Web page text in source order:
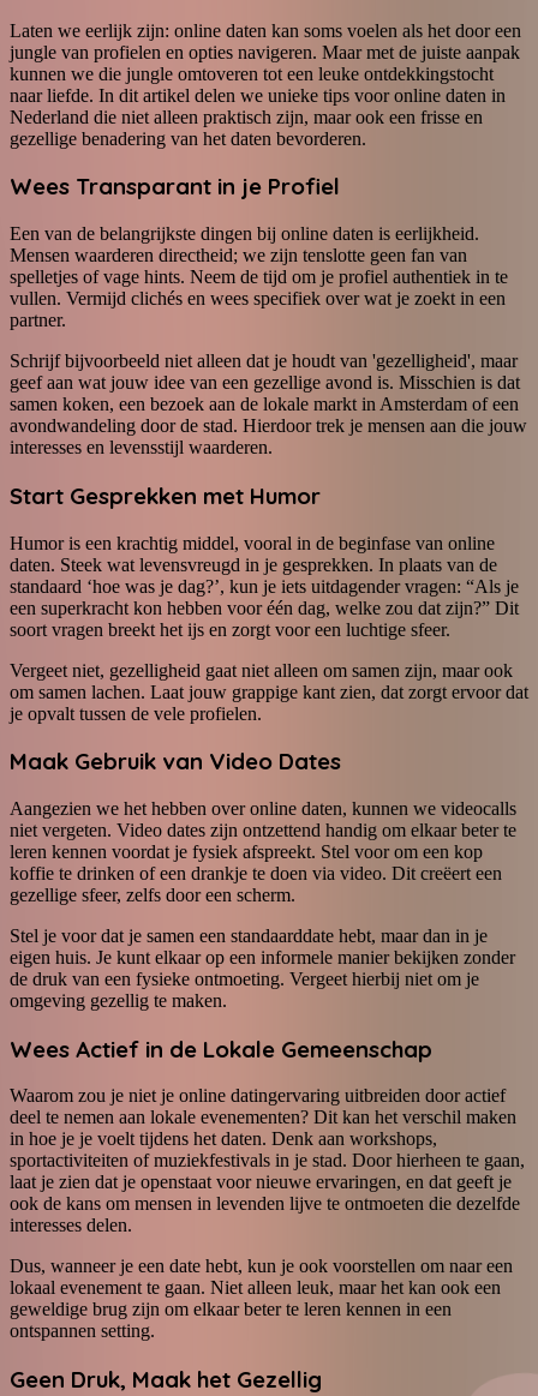
Laten we eerlijk zijn: online daten kan soms voelen als het door een
jungle van profielen en opties navigeren. Maar met de juiste aanpak
kunnen we die jungle omtoveren tot een leuke ontdekkingstocht
naar liefde. In dit artikel delen we unieke tips voor online daten in
Nederland die niet alleen praktisch zijn, maar ook een frisse en
gezellige benadering van het daten bevorderen.
Wees Transparant in je Profiel
Een van de belangrijkste dingen bij online daten is eerlijkheid.
Mensen waarderen directheid; we zijn tenslotte geen fan van
spelletjes of vage hints. Neem de tijd om je profiel authentiek in te
vullen. Vermijd clichés en wees specifiek over wat je zoekt in een
partner.
Schrijf bijvoorbeeld niet alleen dat je houdt van 'gezelligheid', maar
geef aan wat jouw idee van een gezellige avond is. Misschien is dat
samen koken, een bezoek aan de lokale markt in Amsterdam of een
avondwandeling door de stad. Hierdoor trek je mensen aan die jouw
interesses en levensstijl waarderen.
Start Gesprekken met Humor
Humor is een krachtig middel, vooral in de beginfase van online
daten. Steek wat levensvreugd in je gesprekken. In plaats van de
standaard ‘hoe was je dag?’, kun je iets uitdagender vragen: “Als je
een superkracht kon hebben voor één dag, welke zou dat zijn?” Dit
soort vragen breekt het ijs en zorgt voor een luchtige sfeer.
Vergeet niet, gezelligheid gaat niet alleen om samen zijn, maar ook
om samen lachen. Laat jouw grappige kant zien, dat zorgt ervoor dat
je opvalt tussen de vele profielen.
Maak Gebruik van Video Dates
Aangezien we het hebben over online daten, kunnen we videocalls
niet vergeten. Video dates zijn ontzettend handig om elkaar beter te
leren kennen voordat je fysiek afspreekt. Stel voor om een kop
koffie te drinken of een drankje te doen via video. Dit creëert een
gezellige sfeer, zelfs door een scherm.
Stel je voor dat je samen een standaarddate hebt, maar dan in je
eigen huis. Je kunt elkaar op een informele manier bekijken zonder
de druk van een fysieke ontmoeting. Vergeet hierbij niet om je
omgeving gezellig te maken.
Wees Actief in de Lokale Gemeenschap
Waarom zou je niet je online datingervaring uitbreiden door actief
deel te nemen aan lokale evenementen? Dit kan het verschil maken
in hoe je je voelt tijdens het daten. Denk aan workshops,
sportactiviteiten of muziekfestivals in je stad. Door hierheen te gaan,
laat je zien dat je openstaat voor nieuwe ervaringen, en dat geeft je
ook de kans om mensen in levenden lijve te ontmoeten die dezelfde
interesses delen.
Dus, wanneer je een date hebt, kun je ook voorstellen om naar een
lokaal evenement te gaan. Niet alleen leuk, maar het kan ook een
geweldige brug zijn om elkaar beter te leren kennen in een
ontspannen setting.
Geen Druk, Maak het Gezellig